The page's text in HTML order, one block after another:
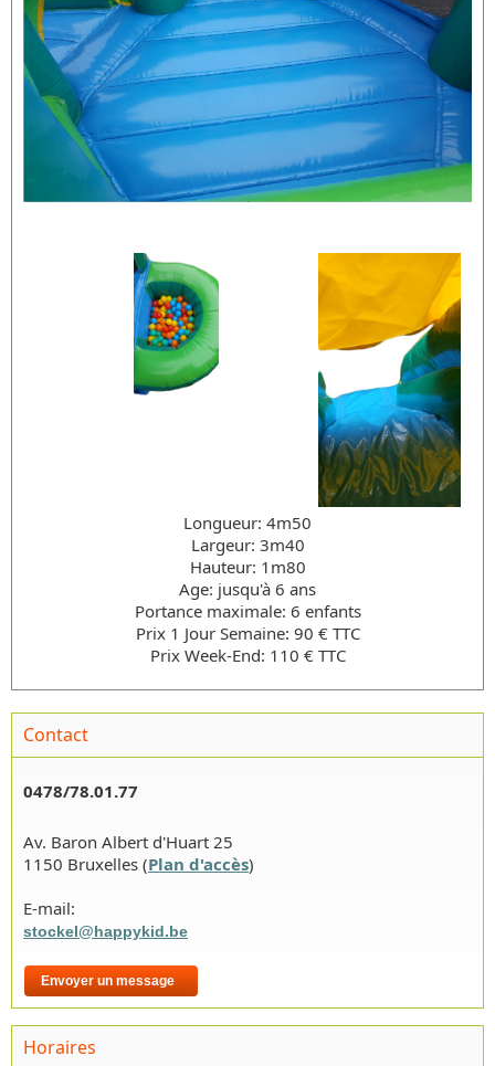
Longueur: 4m50
Largeur: 3m40
Hauteur: 1m80
Age: jusqu'à 6 ans
Portance maximale: 6 enfants
Prix 1 Jour Semaine: 90 € TTC
Prix Week-End: 110 € TTC
Contact
0478/78.01.77
Av. Baron Albert d'Huart 25
1150 Bruxelles (Plan d'accès)
E-mail:
stockel@happykid.be
Envoyer un message
Horaires